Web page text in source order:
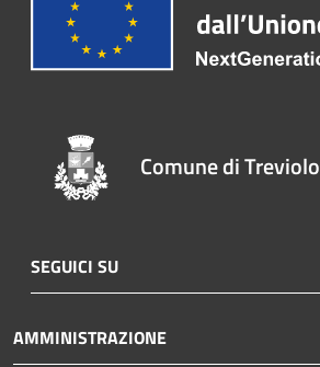
Comune di Treviolo
SEGUICI SU
AMMINISTRAZIONE